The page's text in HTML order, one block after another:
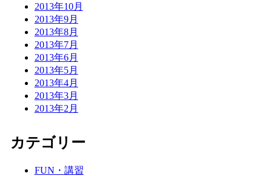
2013年10月
2013年9月
2013年8月
2013年7月
2013年6月
2013年5月
2013年4月
2013年3月
2013年2月
カテゴリー
FUN・講習